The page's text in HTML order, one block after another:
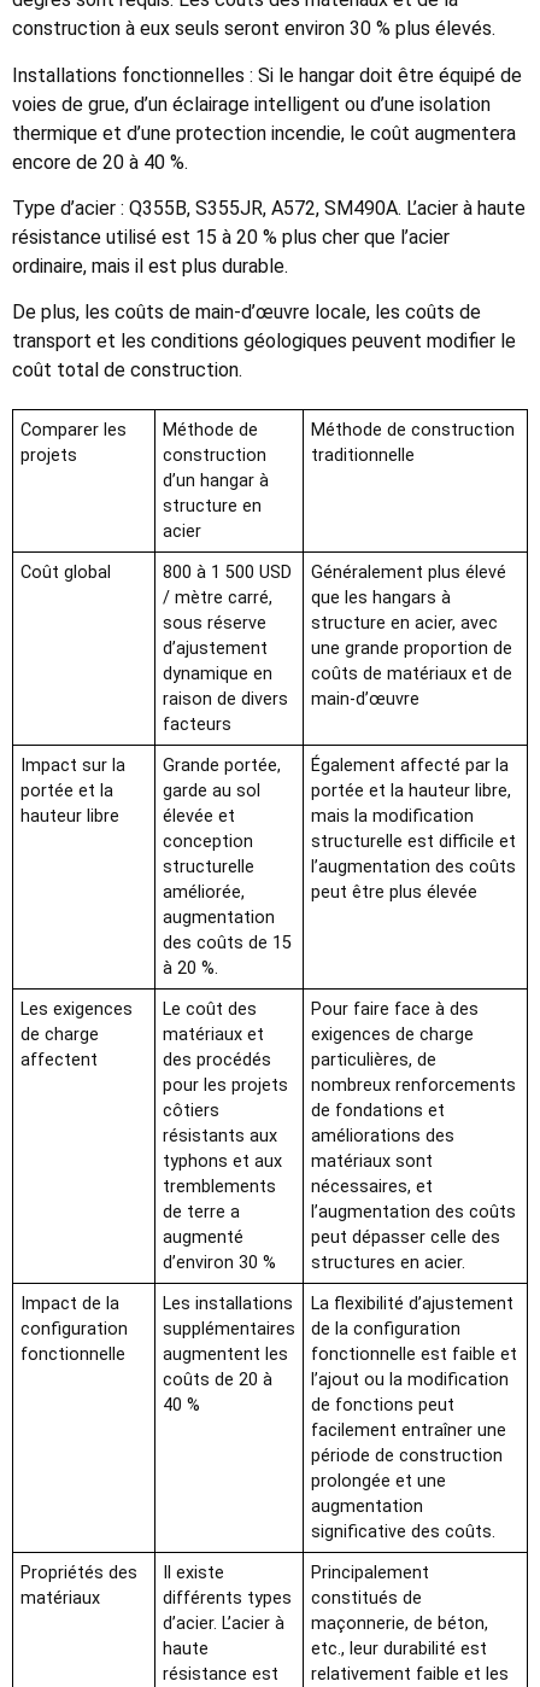
construction à eux seuls seront environ 30 % plus élevés.
Installations fonctionnelles : Si le hangar doit être équipé de
voies de grue, d’un éclairage intelligent ou d’une isolation
thermique et d’une protection incendie, le coût augmentera
encore de 20 à 40 %.
Type d’acier : Q355B, S355JR, A572, SM490A. L’acier à haute
résistance utilisé est 15 à 20 % plus cher que l’acier
ordinaire, mais il est plus durable.
De plus, les coûts de main-d’œuvre locale, les coûts de
transport et les conditions géologiques peuvent modifier le
coût total de construction.
Comparer les
projets
Méthode de
construction
d’un hangar à
structure en
acier
Méthode de construction
traditionnelle
Coût global
800 à 1 500 USD
/ mètre carré,
sous réserve
d’ajustement
dynamique en
raison de divers
facteurs
Généralement plus élevé
que les hangars à
structure en acier, avec
une grande proportion de
coûts de matériaux et de
main-d’œuvre
Impact sur la
portée et la
hauteur libre
Grande portée,
garde au sol
élevée et
conception
structurelle
améliorée,
augmentation
des coûts de 15
à 20 %.
Également affecté par la
portée et la hauteur libre,
mais la modification
structurelle est difficile et
l’augmentation des coûts
peut être plus élevée
Les exigences
de charge
affectent
Le coût des
matériaux et
des procédés
pour les projets
côtiers
résistants aux
typhons et aux
tremblements
de terre a
augmenté
d’environ 30 %
Pour faire face à des
exigences de charge
particulières, de
nombreux renforcements
de fondations et
améliorations des
matériaux sont
nécessaires, et
l’augmentation des coûts
peut dépasser celle des
structures en acier.
Impact de la
configuration
fonctionnelle
Les installations
supplémentaires
augmentent les
coûts de 20 à
40 %
La flexibilité d’ajustement
de la configuration
fonctionnelle est faible et
l’ajout ou la modification
de fonctions peut
facilement entraîner une
période de construction
prolongée et une
augmentation
significative des coûts.
Propriétés des
matériaux
Il existe
différents types
d’acier. L’acier à
haute
résistance est
Principalement
constitués de
maçonnerie, de béton,
etc., leur durabilité est
relativement faible et les